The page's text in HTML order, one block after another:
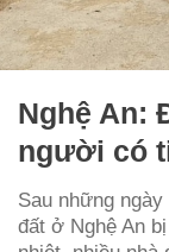
Nghệ An:
người có
Sau những
đất ở Nghệ An